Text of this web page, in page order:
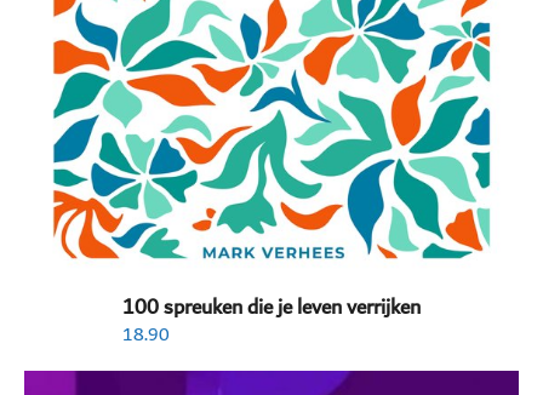
100 spreuken die je leven verrijken
18.90